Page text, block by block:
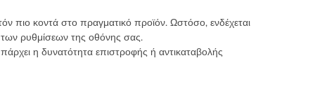
πιο κοντά στο πραγματικό προϊόν. Ωστόσο, ενδέχεται
ρυθμίσεων της οθόνης σας.
η δυνατότητα επιστροφής ή αντικαταβολής